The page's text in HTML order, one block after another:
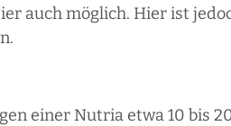
auch möglich. Hier ist
einer Nutria etwa 10 bis